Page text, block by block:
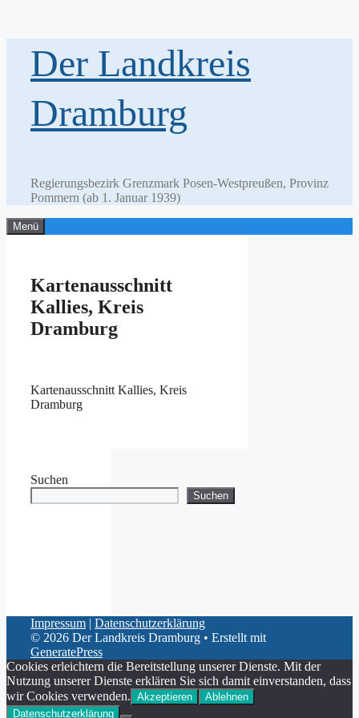
springenDer Landkreis
Dramburg
Regierungsbezirk Grenzmark Posen-Westpreußen, Provinz
Pommern (ab 1. Januar 1939)
Menü
Kartenausschnitt
Kallies, Kreis
Dramburg
Kartenausschnitt Kallies, Kreis
Dramburg
Suchen
Suchen
Impressum | Datenschutzerklärung
© 2026 Der Landkreis Dramburg • Erstellt mit
GeneratePress
Cookies erleichtern die Bereitstellung unserer Dienste. Mit der
Nutzung unserer Dienste erklären Sie sich damit einverstanden, dass
wir Cookies verwenden. Akzeptieren
Ablehnen
Datenschutzerklärung